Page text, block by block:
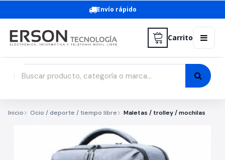
Envío rápido
Carrito
Inicio Ocio / deporte / tiempo libre Maletas / trolley / mochilas